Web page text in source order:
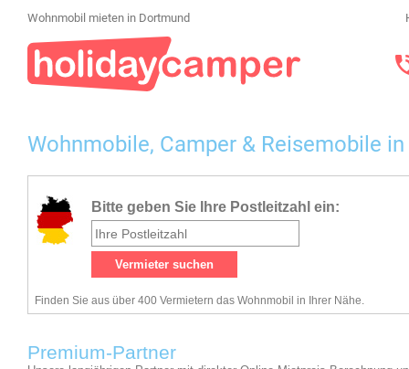
Wohnmobil mieten in Dortmund
Wohnmobile, Camper & Reisemobile